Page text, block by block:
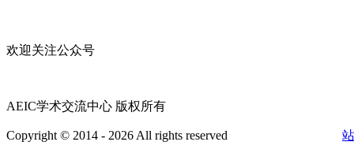
欢迎关注公众号
AEIC学术交流中心 版权所有
Copyright © 2014 - 2026 All rights reserved